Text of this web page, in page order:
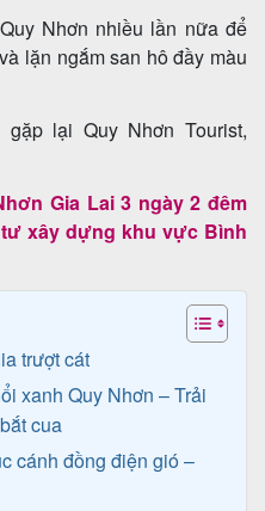
Nhơn nhiều lần nữa để
lặn ngắm san hô đầy màu
lại Quy Nhơn Tourist,
Gia Lai 3 ngày 2 đêm
xây dựng khu vực Bình
trượt cát
xanh Quy Nhơn – Trải
cua
cánh đồng điện gió –